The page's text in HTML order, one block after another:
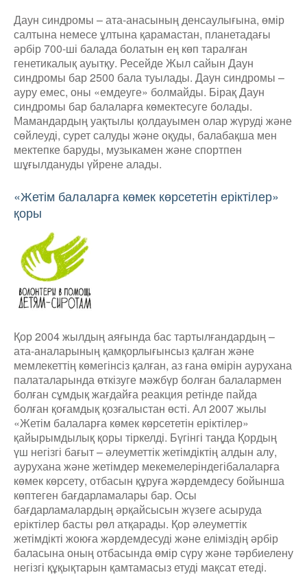
Даун синдромы – ата-анасының денсаулығына, өмір
салтына немесе ұлтына қарамастан, планетадағы
әрбір 700-ші балада болатын ең көп таралған
генетикалық ауытқу. Ресейде Жыл сайын Даун
синдромы бар 2500 бала туылады. Даун синдромы –
ауру емес, оны «емдеуге» болмайды. Бірақ Даун
синдромы бар балаларға көмектесуге болады.
Мамандардың уақтылы қолдауымен олар жүруді және
сөйлеуді, сурет салуды және оқуды, балабақша мен
мектепке баруды, музыкамен және спортпен
шұғылдануды үйрене алады.
«Жетім балаларға көмек көрсететін еріктілер»
қоры
Қор 2004 жылдың аяғында бас тартылғандардың –
ата-аналарының қамқорлығынсыз қалған және
мемлекеттің көмегінсіз қалған, аз ғана өмірін аурухана
палаталарында өткізуге мәжбүр болған балалармен
болған сұмдық жағдайға реакция ретінде пайда
болған қоғамдық қозғалыстан өсті. Ал 2007 жылы
«Жетім балаларға көмек көрсететін еріктілер»
қайырымдылық қоры тіркелді. Бүгінгі таңда Қордың
үш негізгі бағыт – әлеуметтік жетімдіктің алдын алу,
аурухана және жетімдер мекемелеріндегібалаларға
көмек көрсету, отбасын құруға жәрдемдесу бойынша
көптеген бағдарламалары бар. Осы
бағдарламалардың әрқайсысын жүзеге асыруда
еріктілер басты рөл атқарады. Қор әлеуметтік
жетімдікті жоюға жәрдемдесуді және еліміздің әрбір
баласына оның отбасында өмір сүру және тәрбиелену
негізгі құқықтарын қамтамасыз етуді мақсат етеді.